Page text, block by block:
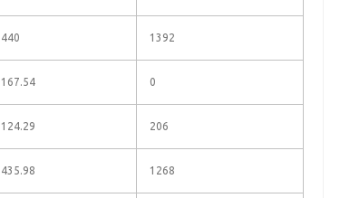
440 1392
167.54 0
124.29 206
435.98 1268